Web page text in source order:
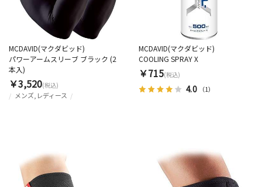
メンズ,レディース
MCDAVID(マクダビッド)
パワーアームスリーブ ブラック (2
本入)
￥3,520(税込) 4.0 （1）
MCDAVID(マクダビッド)
COOLING SPRAY X
￥715(税込)